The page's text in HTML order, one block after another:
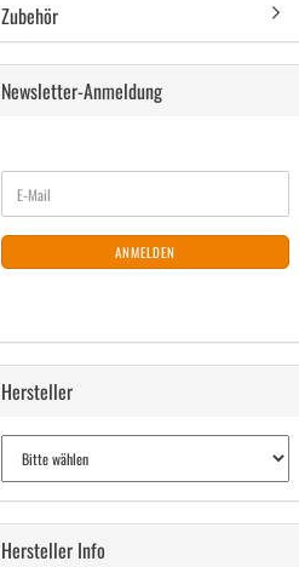
Zubehör
Newsletter-Anmeldung
ZUR
NEWSLETTER-
ANMELDUNG
E-
Mail
ANMELDEN
Hersteller
Hersteller Info